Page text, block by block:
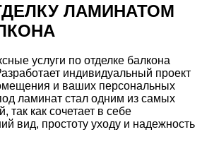
ЛАМИНАТОМ
услуги по отделке балкона
индивидуальный проект
и ваших персональных
ламинат стал одним из самых
как сочетает в себе
вид, простоту уходу и надежность